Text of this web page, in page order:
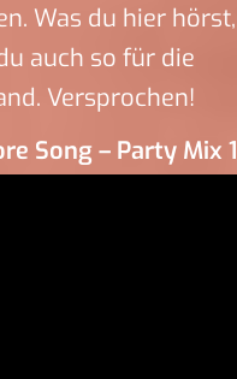
Was du hier hörst,
auch so für die
Versprochen!
Song – Party Mix 1